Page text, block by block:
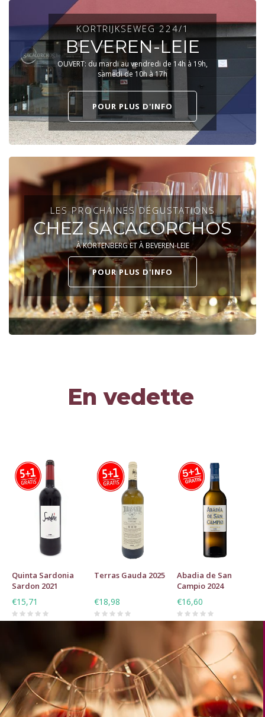
KORTRIJKSEWEG 224/1
BEVEREN-LEIE
OUVERT: du mardi au vendredi de 14h à 19h,
samedi de 10h à 17h
POUR PLUS D'INFO
LES PROCHAINES DÉGUSTATIONS
CHEZ SACACORCHOS
À KORTENBERG ET À BEVEREN-LEIE
POUR PLUS D'INFO
En vedette
Quinta Sardonia
Sardon 2021
€15,71
Terras Gauda 2025
€18,98
Abadia de San
Campio 2024
€16,60